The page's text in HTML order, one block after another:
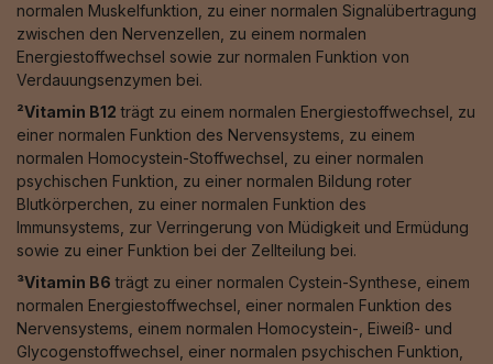
normalen Muskelfunktion, zu einer normalen Signalübertragung
zwischen den Nervenzellen, zu einem normalen
Energiestoffwechsel sowie zur normalen Funktion von
Verdauungsenzymen bei.
²Vitamin B12 trägt zu einem normalen Energiestoffwechsel, zu
einer normalen Funktion des Nervensystems, zu einem
normalen Homocystein-Stoffwechsel, zu einer normalen
psychischen Funktion, zu einer normalen Bildung roter
Blutkörperchen, zu einer normalen Funktion des
Immunsystems, zur Verringerung von Müdigkeit und Ermüdung
sowie zu einer Funktion bei der Zellteilung bei.
³Vitamin B6 trägt zu einer normalen Cystein-Synthese, einem
normalen Energiestoffwechsel, einer normalen Funktion des
Nervensystems, einem normalen Homocystein-, Eiweiß- und
Glycogenstoffwechsel, einer normalen psychischen Funktion,